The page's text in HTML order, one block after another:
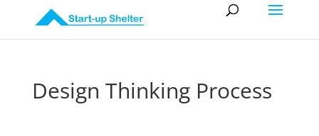
Design Thinking Process